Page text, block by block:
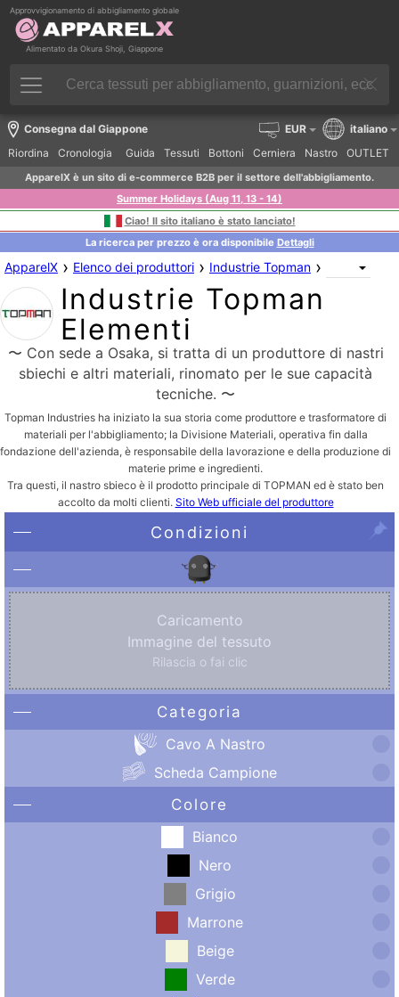
Approvvigionamento di abbigliamento globale
Alimentato da Okura Shoji, Giappone
Consegna dal Giappone
Riordina
Cronologia Guida Tessuti Bottoni Cerniera Nastro OUTLET
EUR italiano
ApparelX è un sito di e-commerce B2B per il settore dell'abbigliamento.
Summer Holidays (Aug 11, 13 - 14)
Ciao! Il sito italiano è stato lanciato!
La ricerca per prezzo è ora disponibile Dettagli
ApparelX › Elenco dei produttori › Industrie Topman ›
Industrie Topman
Elementi
〜 Con sede a Osaka, si tratta di un produttore di nastri
sbiechi e altri materiali, rinomato per le sue capacità
tecniche. 〜
Topman Industries ha iniziato la sua storia come produttore e trasformatore di
materiali per l'abbigliamento; la Divisione Materiali, operativa fin dalla
fondazione dell'azienda, è responsabile della lavorazione e della produzione di
materie prime e ingredienti.
Tra questi, il nastro sbieco è il prodotto principale di TOPMAN ed è stato ben
accolto da molti clienti. Sito Web ufficiale del produttore
Condizioni
Caricamento
Immagine del tessuto
Rilascia o fai clic
Categoria
Cavo A Nastro
Scheda Campione
Colore
Bianco
Nero
Grigio
Marrone
Beige
Verde